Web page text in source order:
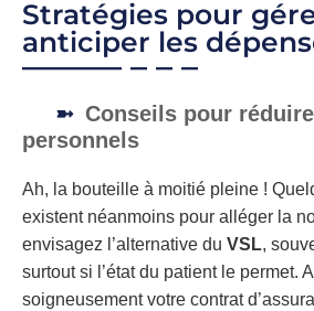
Stratégies pour
anticiper les
Conseils pour
personnels
Ah, la bouteille à moitié pleine !
existent néanmoins pour alléger la
envisagez l’alternative du VSL,
surtout si l’état du patient le permet.
soigneusement votre contrat